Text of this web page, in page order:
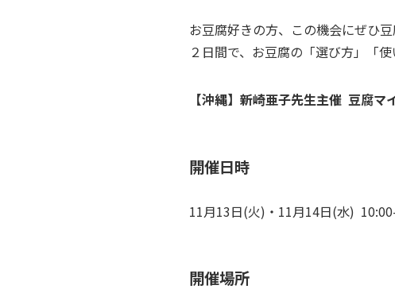
お豆腐好きの方、この機会にぜひ
２日間で、お豆腐の「選び方」「
【沖縄】新崎亜子先生主催 豆腐マ
開催日時
11月13日(火)・11月14日(水)
開催場所